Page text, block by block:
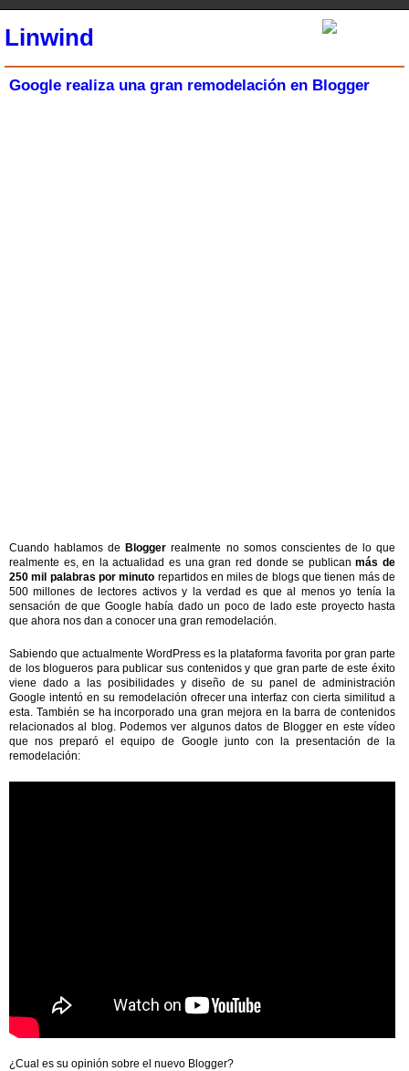
Linwind
Google realiza una gran remodelación en Blogger
Cuando hablamos de Blogger realmente no somos conscientes de lo que
realmente es, en la actualidad es una gran red donde se publicanmás de
250 mil palabras por minuto repartidos en miles de blogs que tienen más de
500 millones de lectores activos y la verdad es que al menos yo tenía la
sensación de que Google había dado un poco de lado este proyecto hasta
que ahora nos dan a conocer una gran remodelación.
Sabiendo que actualmente WordPress es la plataforma favorita por gran parte
de los blogueros para publicar sus contenidos y que gran parte de este éxito
viene dado a las posibilidades y diseño de su panel de administración
Google intentó en su remodelación ofrecer una interfaz con cierta similitud a
esta. También se ha incorporado una gran mejora en la barra de contenidos
relacionados al blog. Podemos ver algunos datos de Blogger en este vídeo
que nos preparó el equipo de Google junto con la presentación de la
remodelación:
¿Cual es su opinión sobre el nuevo Blogger?